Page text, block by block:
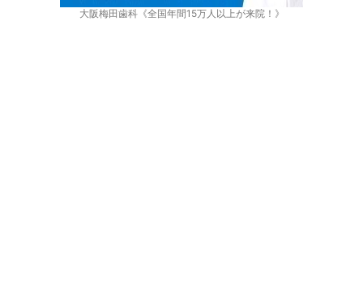
大阪梅田歯科《全国年間15万人以上が来院！》